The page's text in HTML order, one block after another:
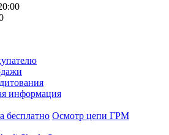
информация
бесплатно Осмотр цепи ГРМ